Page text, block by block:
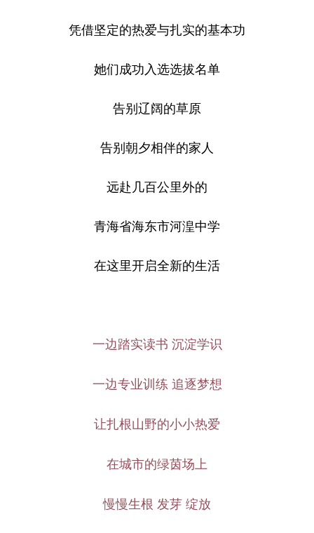
凭借坚定的热爱与扎实的基本功
她们成功入选选拔名单
告别辽阔的草原
告别朝夕相伴的家人
远赴几百公里外的
青海省海东市河湟中学
在这里开启全新的生活
一边踏实读书 沉淀学识
一边专业训练 追逐梦想
让扎根山野的小小热爱
在城市的绿茵场上
慢慢生根 发芽 绽放